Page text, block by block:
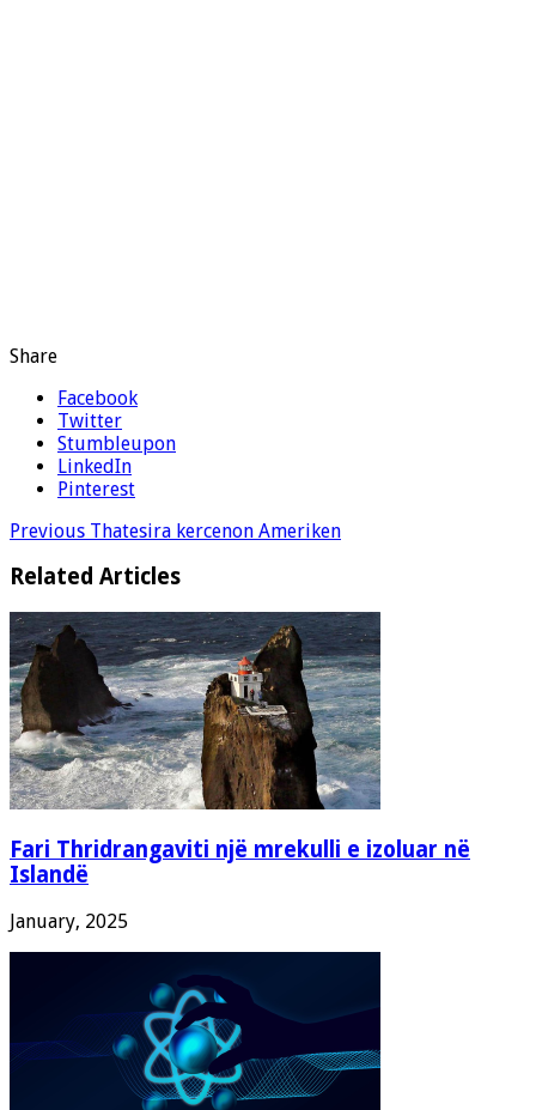
Share
Facebook
Twitter
Stumbleupon
LinkedIn
Pinterest
Previous Thatesira kercenon Ameriken
Related Articles
Fari Thridrangaviti një mrekulli e izoluar në
Islandë
January, 2025